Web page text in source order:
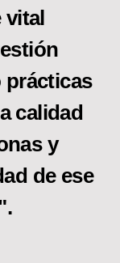
vital
prácticas
calidad
y
de ese